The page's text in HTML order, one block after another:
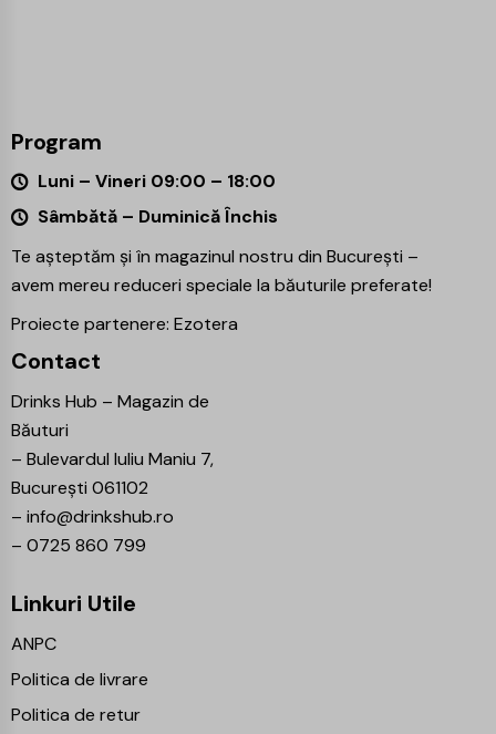
Program
Luni – Vineri 09:00 – 18:00
Sâmbătă – Duminică Închis
Te așteptăm și în magazinul nostru din București –
avem mereu reduceri speciale la băuturile preferate!
Proiecte partenere: Ezotera
Contact
Drinks Hub – Magazin de
Băuturi
– Bulevardul Iuliu Maniu 7,
București 061102
– info@drinkshub.ro
– 0725 860 799
Linkuri Utile
ANPC
Politica de livrare
Politica de retur